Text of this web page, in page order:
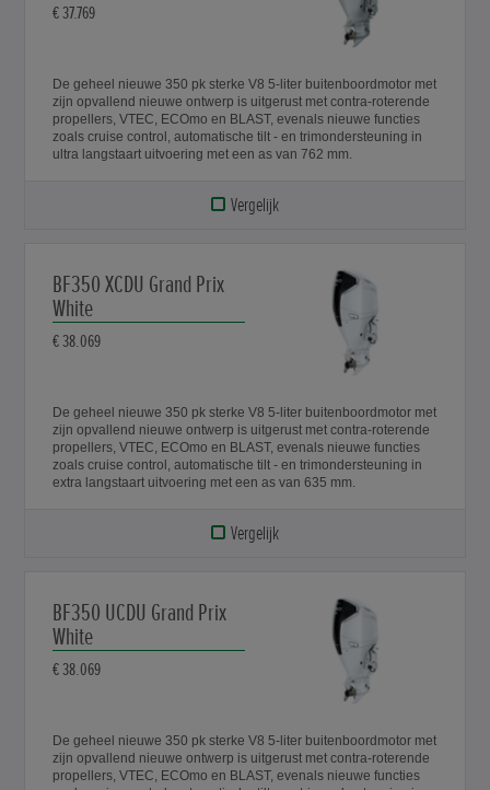
€ 37.769
De geheel nieuwe 350 pk sterke V8 5-liter buitenboordmotor met
zijn opvallend nieuwe ontwerp is uitgerust met contra-roterende
propellers, VTEC, ECOmo en BLAST, evenals nieuwe functies
zoals cruise control, automatische tilt - en trimondersteuning in
ultra langstaart uitvoering met een as van 762 mm.
Vergelijk
BF350 XCDU Grand Prix
White
€ 38.069
De geheel nieuwe 350 pk sterke V8 5-liter buitenboordmotor met
zijn opvallend nieuwe ontwerp is uitgerust met contra-roterende
propellers, VTEC, ECOmo en BLAST, evenals nieuwe functies
zoals cruise control, automatische tilt - en trimondersteuning in
extra langstaart uitvoering met een as van 635 mm.
Vergelijk
BF350 UCDU Grand Prix
White
€ 38.069
De geheel nieuwe 350 pk sterke V8 5-liter buitenboordmotor met
zijn opvallend nieuwe ontwerp is uitgerust met contra-roterende
propellers, VTEC, ECOmo en BLAST, evenals nieuwe functies